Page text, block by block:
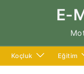
E-
Koçluk Eğitim